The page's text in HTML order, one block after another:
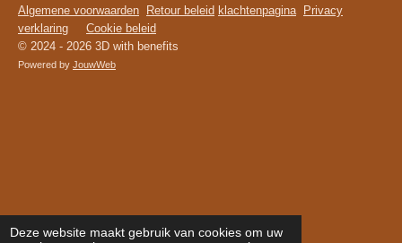
Deze website maakt gebruik van cookies om uw
Algemene voorwaarden Retour beleid klachtenpagina
Privacy
verklaring
Cookie beleid
© 2024 - 2026 3D with benefits
Powered by JouwWeb